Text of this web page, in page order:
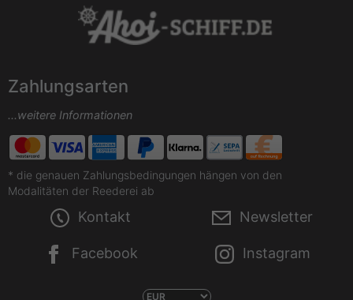
Zahlungsarten
...weitere Informationen
* die genauen Zahlungsbedingungen hängen von den
Modalitäten der Reederei ab
Kontakt Newsletter
Facebook Instagram